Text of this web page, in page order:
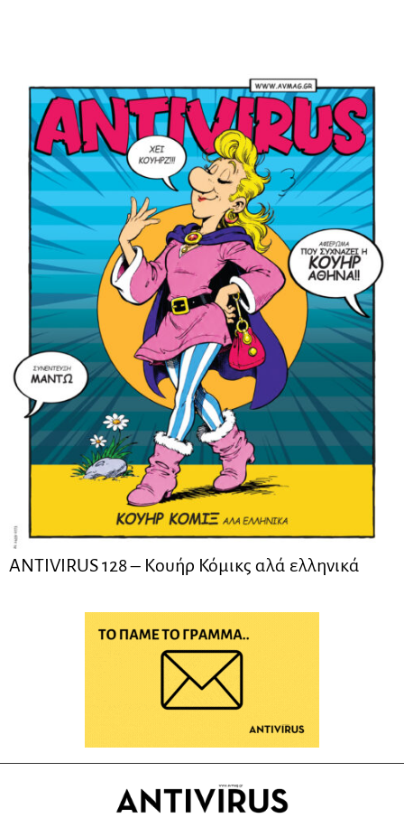
ANTIVIRUS 128 – Kουήρ Κόμικς αλά ελληνικά